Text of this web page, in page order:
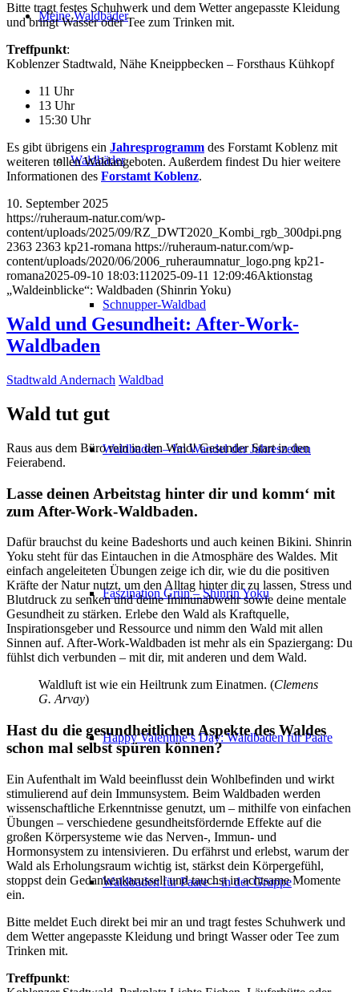
Meine Waldbäder
Waldbäder
Schnupper-Waldbad
Waldbaden – Im Wandel der Jahreszeiten
Faszination Grün – Shinrin Yoku
Happy Valentine’s Day: Waldbaden für Paare
Waldbaden für Paare – in der Gruppe
Bitte tragt festes Schuhwerk und dem Wetter angepasste Kleidung
und bringt Wasser oder Tee zum Trinken mit.
Treffpunkt:
Koblenzer Stadtwald, Nähe Kneippbecken – Forsthaus Kühkopf
11 Uhr
13 Uhr
15:30 Uhr
Es gibt übrigens ein Jahresprogramm des Forstamt Koblenz mit
weiteren tollen Waldangeboten. Außerdem findest Du hier weitere
Informationen des Forstamt Koblenz.
10. September 2025
https://ruheraum-natur.com/wp-
content/uploads/2025/09/RZ_DWT2020_Kombi_rgb_300dpi.png
2363 2363 kp21-romana https://ruheraum-natur.com/wp-
content/uploads/2020/06/2006_ruheraumnatur_logo.png kp21-
romana2025-09-10 18:03:11 2025-09-11 12:09:46Aktionstag
„Waldeinblicke“: Waldbaden (Shinrin Yoku)
Wald und Gesundheit: After-Work-
Waldbaden
Stadtwald Andernach Waldbad
Wald tut gut
Raus aus dem Büro rein in den Wald! Gesunder Start in den
Feierabend.
Lasse deinen Arbeitstag hinter dir und komm‘ mit
zum After-Work-Waldbaden.
Dafür brauchst du keine Badeshorts und auch keinen Bikini. Shinrin
Yoku steht für das Eintauchen in die Atmosphäre des Waldes. Mit
einfach angeleiteten Übungen zeige ich dir, wie du die positiven
Kräfte der Natur nutzt, um den Alltag hinter dir zu lassen, Stress und
Blutdruck zu senken und deine Immunabwehr sowie deine mentale
Gesundheit zu stärken. Erlebe den Wald als Kraftquelle,
Inspirationsgeber und Ressource und nimm den Wald mit allen
Sinnen auf. After-Work-Waldbaden ist mehr als ein Spaziergang: Du
fühlst dich verbunden – mit dir, mit anderen und dem Wald.
Waldluft ist wie ein Heiltrunk zum Einatmen. (Clemens
G. Arvay)
Hast du die gesundheitlichen Aspekte des Waldes
schon mal selbst spüren können?
Ein Aufenthalt im Wald beeinflusst dein Wohlbefinden und wirkt
stimulierend auf dein Immunsystem. Beim Waldbaden werden
wissenschaftliche Erkenntnisse genutzt, um – mithilfe von einfachen
Übungen – verschiedene gesundheitsfördernde Effekte auf die
großen Körpersysteme wie das Nerven-, Immun- und
Hormonsystem zu intensivieren. Du erfährst und erlebst, warum der
Wald als Erholungsraum wichtig ist, stärkst dein Körpergefühl,
stoppst dein Gedankenkarussell und tauchst in achtsame Momente
ein.
Bitte meldet Euch direkt bei mir an und tragt festes Schuhwerk und
dem Wetter angepasste Kleidung und bringt Wasser oder Tee zum
Trinken mit.
Treffpunkt: